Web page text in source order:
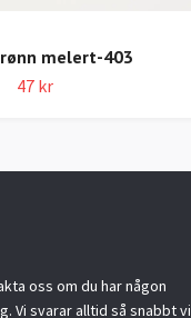
melert-403
47 kr
oss om du har någon
Vi svarar alltid så snabbt vi